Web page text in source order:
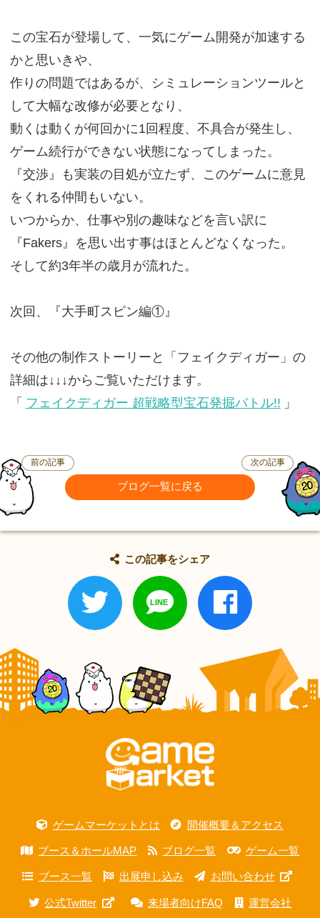
この宝石が登場して、一気にゲーム開発が加速する
かと思いきや、
作りの問題ではあるが、シミュレーションツールと
して大幅な改修が必要となり、
動くは動くが何回かに1回程度、不具合が発生し、
ゲーム続行ができない状態になってしまった。
『交渉』も実装の目処が立たず、このゲームに意見
をくれる仲間もいない。
いつからか、仕事や別の趣味などを言い訳に
『Fakers』を思い出す事はほとんどなくなった。
そして約3年半の歳月が流れた。
次回、『大手町スピン編①』
その他の制作ストーリーと「フェイクディガー」の
詳細は↓↓↓からご覧いただけます。
「 フェイクディガー 超戦略型宝石発掘バトル!! 」
前の記事
ブログ一覧に戻る
次の記事
この記事をシェア
ゲームマーケットとは 開催概要＆アクセス
ブース＆ホールMAP ブログ一覧 ゲーム一覧
ブース一覧 出展申し込み お問い合わせ
公式Twitter 来場者向けFAQ 運営会社